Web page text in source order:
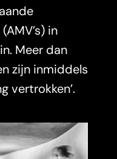
in
Meer dan
zijn inmiddels
vertrokken’.